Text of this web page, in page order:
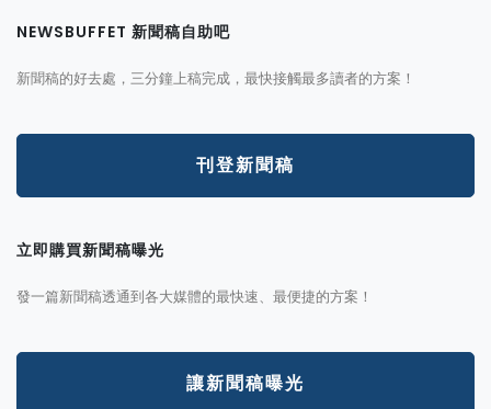
NEWSBUFFET 新聞稿自助吧
新聞稿的好去處，三分鐘上稿完成，最快接觸最多讀者的方案！
刊登新聞稿
立即購買新聞稿曝光
發一篇新聞稿透通到各大媒體的最快速、最便捷的方案！
讓新聞稿曝光